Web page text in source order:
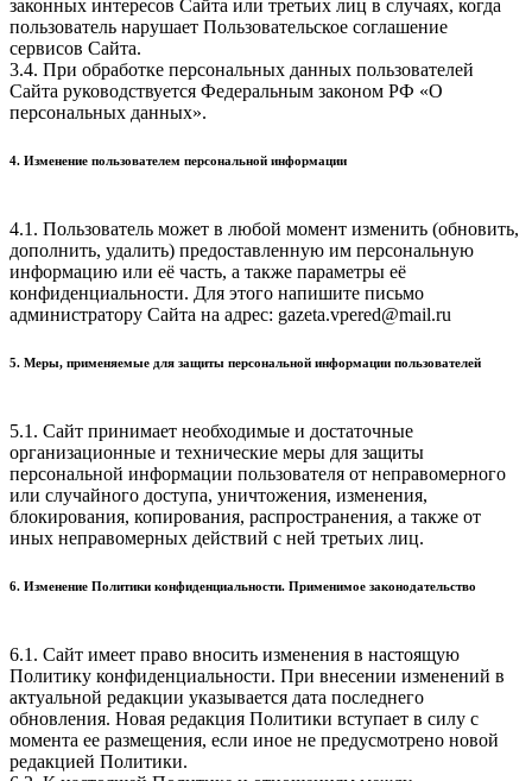
законных интересов Сайта или третьих лиц в случаях, когда
пользователь нарушает Пользовательское соглашение
сервисов Сайта.
3.4. При обработке персональных данных пользователей
Сайта руководствуется Федеральным законом РФ «О
персональных данных».
4. Изменение пользователем персональной информации
4.1. Пользователь может в любой момент изменить (обновить,
дополнить, удалить) предоставленную им персональную
информацию или её часть, а также параметры её
конфиденциальности. Для этого напишите письмо
администратору Сайта на адрес: gazeta.vpered@mail.ru
5. Меры, применяемые для защиты персональной информации пользователей
5.1. Сайт принимает необходимые и достаточные
организационные и технические меры для защиты
персональной информации пользователя от неправомерного
или случайного доступа, уничтожения, изменения,
блокирования, копирования, распространения, а также от
иных неправомерных действий с ней третьих лиц.
6. Изменение Политики конфиденциальности. Применимое законодательство
6.1. Сайт имеет право вносить изменения в настоящую
Политику конфиденциальности. При внесении изменений в
актуальной редакции указывается дата последнего
обновления. Новая редакция Политики вступает в силу с
момента ее размещения, если иное не предусмотрено новой
редакцией Политики.